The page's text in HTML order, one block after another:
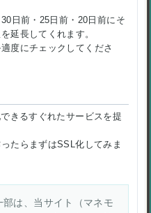
日前・25日前・20日前にそ
延長してくれます。
度にチェックしてくださ
きるすぐれたサービスを提
たらまずはSSL化してみま
は、当サイト（マネモ